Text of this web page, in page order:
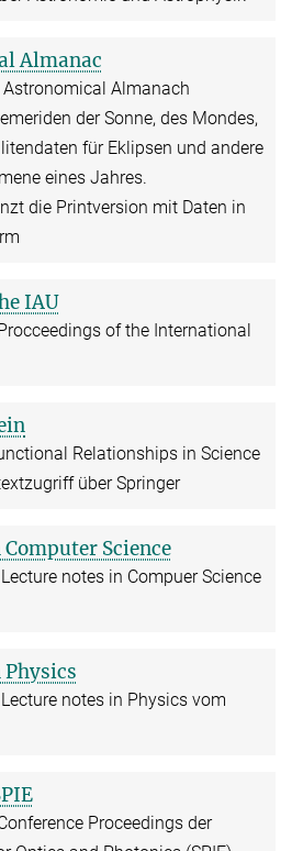
Almanac
Astronomical Almanach
der Sonne, des Mondes,
für Eklipsen und andere
eines Jahres.
die Printversion mit Daten in
IAU
of the International
Relationships in Science
über Springer
Science
notes in Compuer Science
notes in Physics vom
Proceedings der